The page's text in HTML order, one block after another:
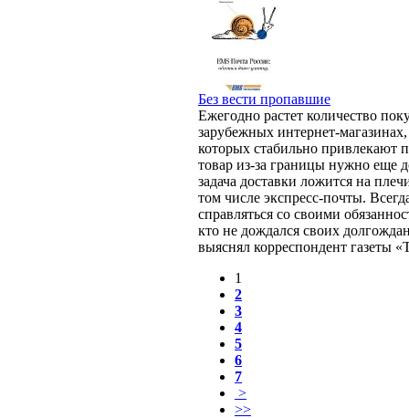
Без вести пропавшие
Ежегодно растет количество
зарубежных интернет-
которых стабильно привлекают
товар из-за границы нужно еще
задача доставки ложится на
том числе экспресс-почты.
справляться со своими
кто не дождался своих
выяснял корреспондент газеты
1
2
3
4
5
6
7
>
>>